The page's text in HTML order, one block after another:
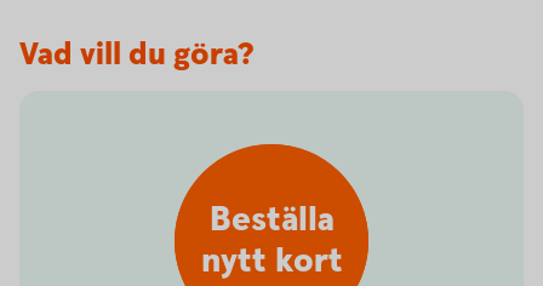
Vad vill du göra?
Beställa
nytt kort